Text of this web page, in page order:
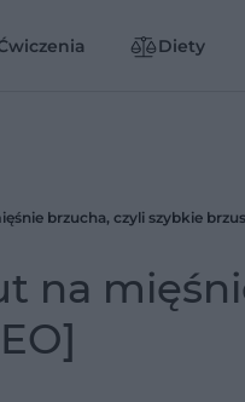
Diety
brzucha, czyli szybkie
na